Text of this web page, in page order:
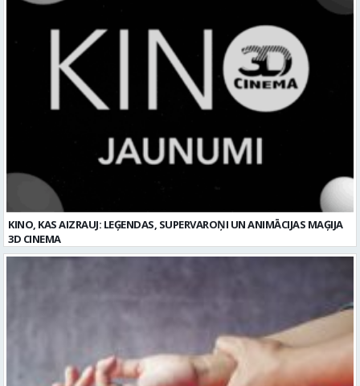
KINO, KAS AIZRAUJ: LEĢENDAS, SUPERVAROŅI UN ANIMĀCIJAS MAĢIJA
3D CINEMA